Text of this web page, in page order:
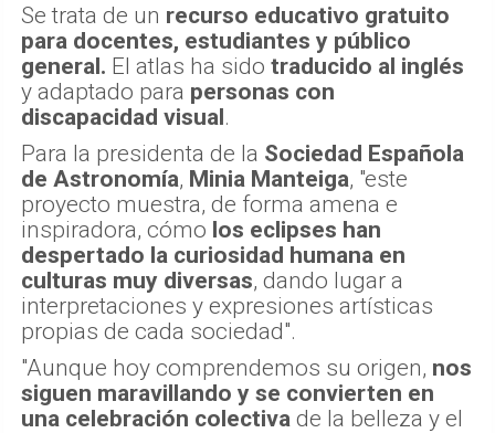
Se trata de un recurso educativo gratuito
para docentes, estudiantes y público
general. El atlas ha sido traducido al inglés
y adaptado para personas con
discapacidad visual.
Para la presidenta de la Sociedad Española
de Astronomía, Minia Manteiga, "este
proyecto muestra, de forma amena e
inspiradora, cómo los eclipses han
despertado la curiosidad humana en
culturas muy diversas, dando lugar a
interpretaciones y expresiones artísticas
propias de cada sociedad".
"Aunque hoy comprendemos su origen, nos
siguen maravillando y se convierten en
una celebración colectiva de la belleza y el